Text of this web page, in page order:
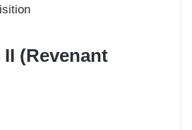
(Revenant